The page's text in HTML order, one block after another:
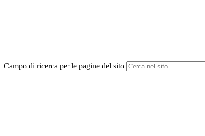
Campo di ricerca per le pagine del sito